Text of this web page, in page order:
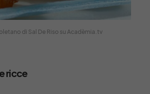
di Sal De Riso su Acadèmia.tv
ricce